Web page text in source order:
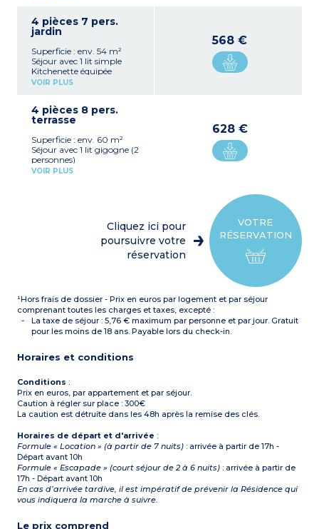
capsule et bouilloire)
Chambre avec 1 lit double
simples
Cabine avec 2 lits
superposés
Salle de bain, WC séparé
4 pièces 7 pers.
jardin
Superficie : env. 54 m²
Séjour avec 1 lit simple
Kitchenette équipée
(plaque électrique 4 feux,
capsules et bouilloire)
Chambre avec 1 grand lit
2 lits simples
Salle de bain et salle de
douche, WC séparé
VOIR PLUS
568 €
4 pièces 8 pers.
terrasse
Superficie : env. 60 m²
Séjour avec 1 lit gigogne (2
personnes)
Kitchenette équipée
Chambre avec 1 grand lit
2 chambres avec chacune
Salle de bain et salle de
VOIR PLUS
628 €
VOTRE
RÉSERVATION
Cliquez ici pour
poursuivre votre
réservation
¹Hors frais de dossier - Prix en euros par logement et par séjour
comprenant toutes les charges et taxes, excepté :
La taxe de séjour : 5,76 € maximum par personne et par jour. Gratuit
pour les moins de 18 ans. Payable lors du check-in.
Horaires et conditions
Conditions :
Prix en euros, par appartement et par séjour.
Caution à régler sur place : 300€
La caution est détruite dans les 48h après la remise des clés.
Horaires de départ et d'arrivée :
Formule « Location » (à partir de 7 nuits) : arrivée à partir de 17h -
Départ avant 10h
Formule « Escapade » (court séjour de 2 à 6 nuits) : arrivée à partir de
17h - Départ avant 10h
En cas d’arrivée tardive, il est impératif de prévenir la Résidence qui
vous indiquera la marche à suivre.
Le prix comprend